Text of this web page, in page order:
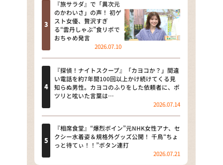
本日はダイアンなり！シーズン２
朝だ！生です旅サラダ
教えて！ニュースライブ 正義の
ミカタ
ＬＩＦＥ～夢のカタチ～
新婚さんいらっしゃい！
ポツンと一軒家
ザキ山小屋本館
『旅サラダ』で「異次元
のかわいさ」の声！ 初ゲ
スト女優、贅沢すぎ
る“雲丹しゃぶ”食リポで
おちゃめ発言
2026.07.10
『探偵！ナイトスクープ』「カヨコか？」間違
い電話を約7年間100回以上かけ続けてくる見
知らぬ男性。カヨコのふりをした依頼者に、ポ
ツリと呟いた言葉は…
2026.07.14
『相席食堂』“爆烈ボイン”元NHK女性アナ、セ
クシー水着姿＆規格外グッズ公開！ 千鳥“ちょ
っと待てぃ！！”ボタン連打
2026.07.21